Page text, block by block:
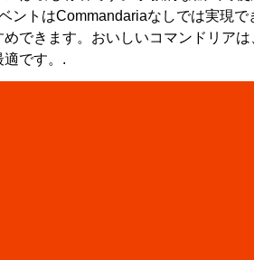
ントはCommandariaなしでは実現で
できます。おいしいコマンドリアは
です。.